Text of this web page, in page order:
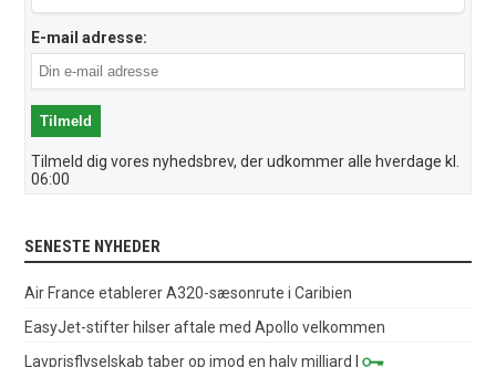
E-mail adresse:
Tilmeld dig vores nyhedsbrev, der udkommer alle hverdage kl.
06:00
SENESTE NYHEDER
Air France etablerer A320-sæsonrute i Caribien
EasyJet-stifter hilser aftale med Apollo velkommen
Lavprisflyselskab taber op imod en halv milliard
|